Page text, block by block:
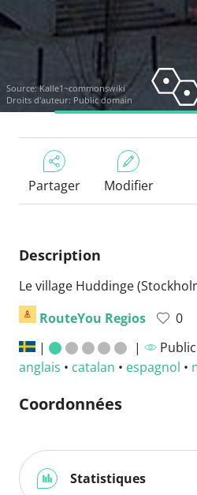
Source:Kalle1~commonswiki
Droits d'auteur: Public domain
Partager Modifier
Description
Le village Huddinge
RouteYou Regios
0
|
|
anglais • catalan • espagnol •
Coordonnées
Statistiques